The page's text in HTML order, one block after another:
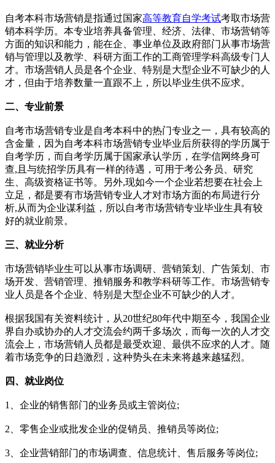
自考本科市场营销是指通过国家高等教育自学考试考取市场营
销本科学历。本专业培养具备管理、经济、法律、市场营销等
方面的知识和能力，能在企、事业单位及政府部门从事市场营
销与管理以及教学、科研方面工作的工商管理学科高级专门人
才。市场营销人员是各个企业、特别是大型企业不可缺少的人
才，但由于培养数量一直跟不上，所以毕业生供不应求。
二、专业前景
自考市场营销专业是自考本科中的热门专业之一，具有较高的
含金量，因为自考本科市场营销专业毕业后所获得的学历属于
自考学历，而自考学历属于国家承认学历，在学信网终身可
查,且与统招学历具有一样的待遇，可用于考公务员、研究
生、高级资格证书等。另外,现如今一个企业若想要在社会上
立足，都是要有市场营销专业人才对市场方面的布局进行分
析,从而为企业谋利益，所以自考市场营销专业毕业生具有较
好的就业前景。
三、就业分析
市场营销毕业生可以从事市场调研、营销策划、广告策划、市
场开发、营销管理、推销服务和教学科研等工作。市场营销专
业人员是各个企业、特别是大型企业不可缺少的人才。
根据我国有关资料统计，从20世纪80年代中期至今，我国企业
界自办或协办的人才交流会约两千多场次，而每一次的人才交
流会上，市场营销人员都是最受欢迎、最供不应求的人才。随
着市场竞争的日趋激烈，这种势头在未来将越来越猛烈。
四、就业岗位
1、企业的销售部门的业务员或主管岗位;
2、零售企业或批发企业的促销员、推销员等岗位;
3、企业营销部门的市场调查、信息统计、售后服务等岗位;